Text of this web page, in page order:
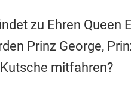
zu Ehren Queen
Prinz George,
mitfahren?